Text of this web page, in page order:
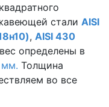
квадратного
стали AISI
, AISI 430
определены в
мм. Толщина
во все